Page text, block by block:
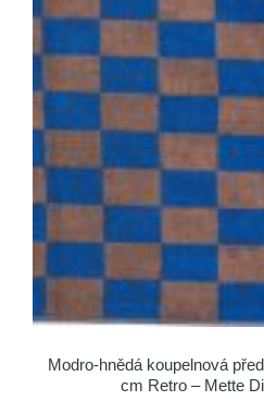
Modro-hnědá koupelnová
cm Retro – Mette